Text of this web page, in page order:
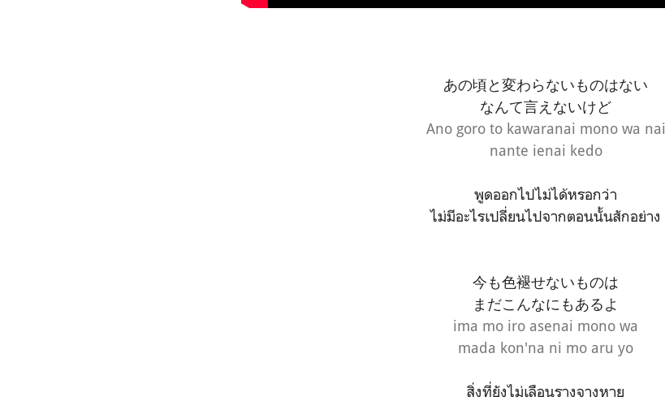
あの頃と変わらないものはない
なんて言えないけど
Ano goro to kawaranai mono wa nai
nante ienai kedo
พูดออกไปไม่ได้หรอกว่า
ไม่มีอะไรเปลี่ยนไปจากตอนนั้นสักอย่าง
今も色褪せないものは
まだこんなにもあるよ
ima mo iro asenai mono wa
mada kon'na ni mo aru yo
สิ่งที่ยังไม่เลือนรางจางหาย